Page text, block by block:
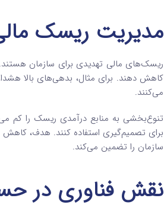
مدیریت ریسک
ریسک‌های مالی تهدیدی برای سازمان
کاهش دهند. برای مثال، بدهی‌های بالا
می‌کنند.
تنوع‌بخشی به منابع درآمدی ریسک را کم
برای تصمیم‌گیری استفاده کنند. هدف، کاهش
سازمان را تضمین می‌کند.
نقش فناوری در